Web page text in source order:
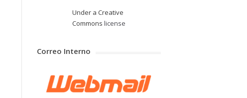
Under a Creative
Commons license
Correo Interno